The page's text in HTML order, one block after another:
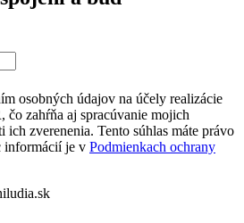
osobných údajov na účely realizácie
čo zahŕňa aj spracúvanie mojich
ich zverenenia. Tento súhlas máte právo
je v Podmienkach ochrany